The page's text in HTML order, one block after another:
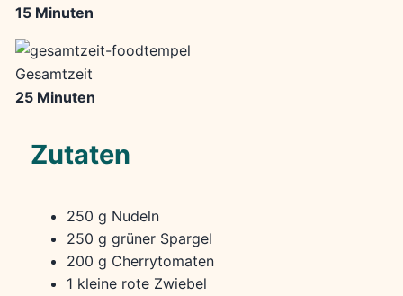
15 Minuten
Gesamtzeit
25 Minuten
Zutaten
250 g Nudeln
250 g grüner Spargel
200 g Cherrytomaten
1 kleine rote Zwiebel